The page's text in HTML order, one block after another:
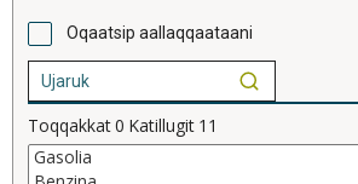
Oqaatsip aallaqqaataani
Toqqakkat0 Katillugit 11